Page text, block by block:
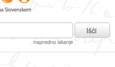
napredno iskanje
Išči